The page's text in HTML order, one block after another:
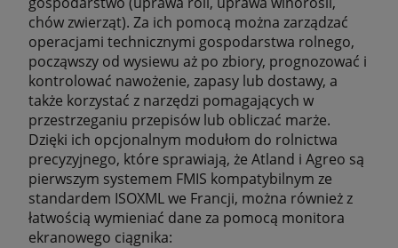
chów zwierząt). Za ich pomocą można zarządzać
operacjami technicznymi gospodarstwa rolnego,
począwszy od wysiewu aż po zbiory, prognozować i
kontrolować nawożenie, zapasy lub dostawy, a
także korzystać z narzędzi pomagających w
przestrzeganiu przepisów lub obliczać marże.
Dzięki ich opcjonalnym modułom do rolnictwa
precyzyjnego, które sprawiają, że Atland i Agreo są
pierwszym systemem FMIS kompatybilnym ze
standardem ISOXML we Francji, można również z
łatwością wymieniać dane za pomocą monitora
ekranowego ciągnika: